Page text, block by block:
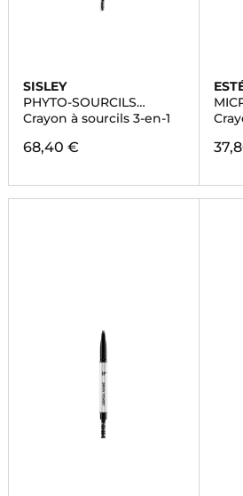
SISLEY
PHYTO-SOURCILS
DESIGN
Crayon à sourcils 3-en-1
68,40 €